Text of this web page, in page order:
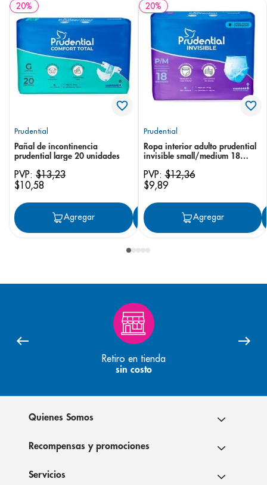
20%
Prudential
Pañal de incontinencia
prudential large 20 unidades
PVP: $13,23
$10,58
Agregar Agregar
20%
Prudential
Ropa interior adulto prudential
invisible small/medium 18
PVP:$12,36
$9,89
Agregar
Retiro en tienda
sin costo
Quienes Somos
Recompensas y promociones
Servicios